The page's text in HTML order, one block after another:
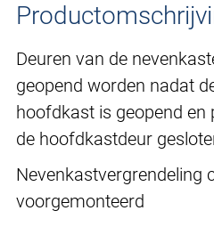
Deuren van de
geopend worden nadat
hoofdkast is geopend en
de hoofdkastdeur
Nevenkastvergrendeling
voorgemonteerd